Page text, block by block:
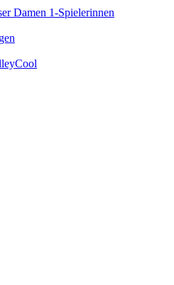
Damen 1-Spielerinnen